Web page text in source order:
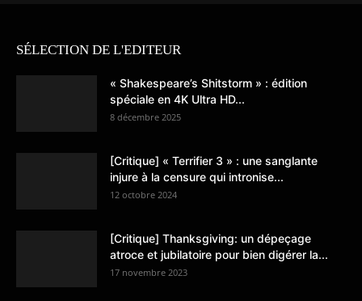
SÉLECTION DE L'EDITEUR
« Shakespeare’s Shitstorm » : édition
spéciale en 4K Ultra HD...
8 décembre 2025
[Critique] « Terrifier 3 » : une sanglante
injure à la censure qui intronise...
12 octobre 2024
[Critique] Thanksgiving: un dépeçage
atroce et jubilatoire pour bien digérer la...
17 novembre 2023